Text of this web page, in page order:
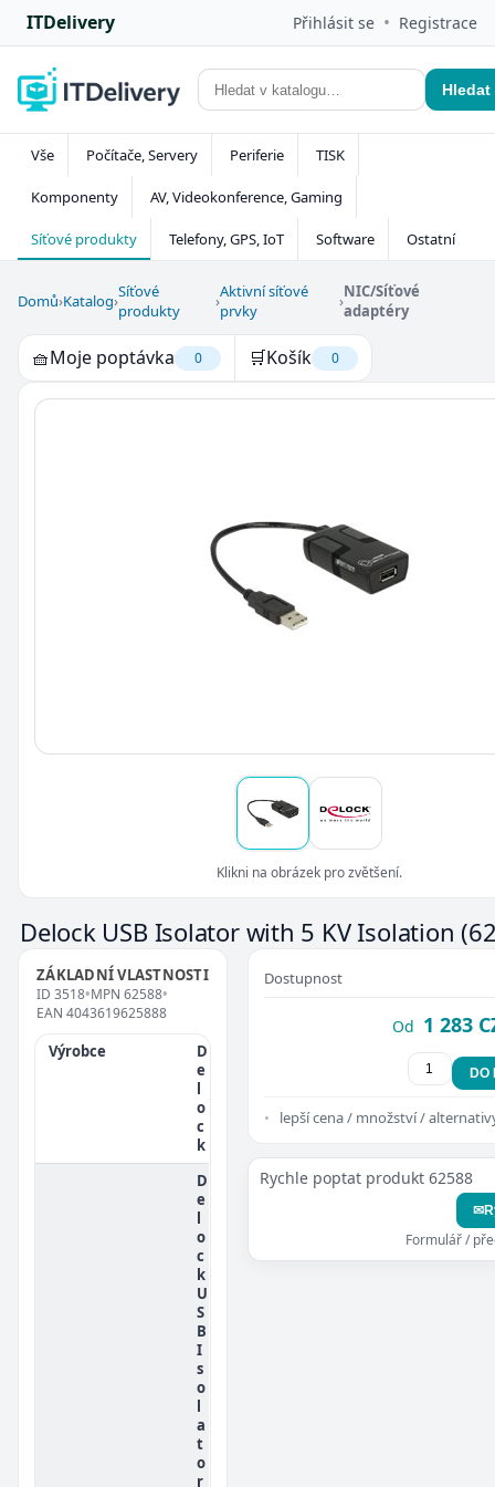
ITDelivery Přihlásit se • Registrace
Hledat
Vše Počítače, Servery Periferie TISK
Komponenty AV, Videokonference, Gaming
Síťové produkty Telefony, GPS, IoT Software Ostatní
Domů›Katalog›Síťové
produkty
›Aktivní síťové
prvky
›NIC/Síťové
adaptéry
🧺Moje poptávka 0 🛒Košík 0
Klikni na obrázek pro zvětšení.
Delock USB Isolator with 5 KV Isolation
ZÁKLADNÍ VLASTNOSTI
ID 3518•MPN 62588•
EAN 4043619625888
Výrobce
D
e
l
o
c
k
D
e
l
o
c
k
U
S
B
I
s
o
l
a
t
o
r
Dostupnost
Od 1 283
DO
lepší cena / množství /
Rychle poptat produkt 62588
✉
Formulář /